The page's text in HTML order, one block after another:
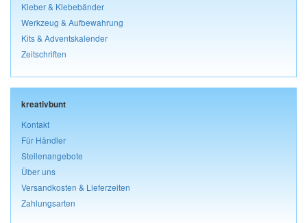
Kleber & Klebebänder
Werkzeug & Aufbewahrung
Kits & Adventskalender
Zeitschriften
kreativbunt
Kontakt
Für Händler
Stellenangebote
Über uns
Versandkosten & Lieferzeiten
Zahlungsarten